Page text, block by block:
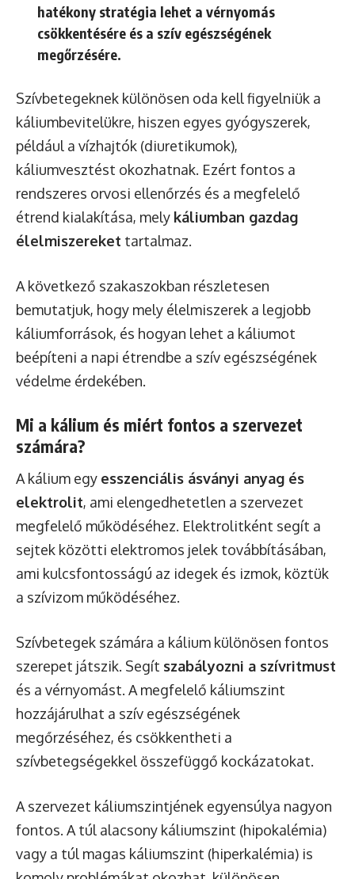
hatékony stratégia lehet a vérnyomás
csökkentésére és a szív egészségének
megőrzésére.
Szívbetegeknek különösen oda kell figyelniük a
káliumbevitelükre, hiszen egyes gyógyszerek,
például a vízhajtók (diuretikumok),
káliumvesztést okozhatnak. Ezért fontos a
rendszeres orvosi ellenőrzés és a megfelelő
étrend kialakítása, mely káliumban gazdag
élelmiszereket tartalmaz.
A következő szakaszokban részletesen
bemutatjuk, hogy mely élelmiszerek a legjobb
káliumforrások, és hogyan lehet a káliumot
beépíteni a napi étrendbe a szív egészségének
védelme érdekében.
Mi a kálium és miért fontos a szervezet
számára?
A kálium egy esszenciális ásványi anyag és
elektrolit, ami elengedhetetlen a szervezet
megfelelő működéséhez. Elektrolitként segít a
sejtek közötti elektromos jelek továbbításában,
ami kulcsfontosságú az idegek és izmok, köztük
a szívizom működéséhez.
Szívbetegek számára a kálium különösen fontos
szerepet játszik. Segít szabályozni a szívritmust
és a vérnyomást. A megfelelő káliumszint
hozzájárulhat a szív egészségének
megőrzéséhez, és csökkentheti a
szívbetegségekkel összefüggő kockázatokat.
A szervezet káliumszintjének egyensúlya nagyon
fontos. A túl alacsony káliumszint (hipokalémia)
vagy a túl magas káliumszint (hiperkalémia) is